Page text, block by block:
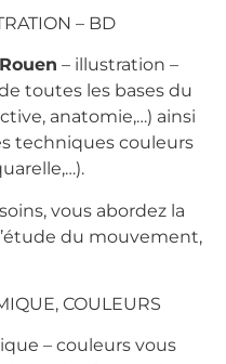
– BD
– illustration –
toutes les bases du
anatomie,…) ainsi
techniques couleurs
vous abordez la
du mouvement,
COULEURS
– couleurs vous